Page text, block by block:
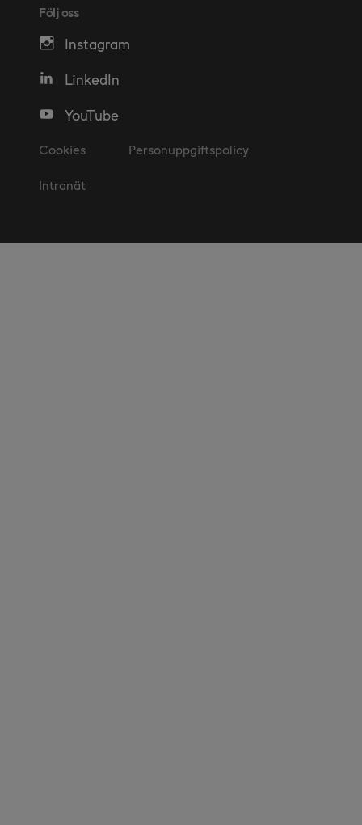
Följ oss
Instagram
LinkedIn
YouTube
Cookies Personuppgiftspolicy
Intranät